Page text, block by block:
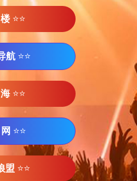
⭐⭐
航 ⭐⭐
⭐⭐
⭐⭐
盟 ⭐⭐